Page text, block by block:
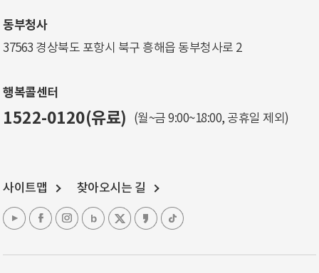
동부청사
37563 경상북도 포항시 북구 흥해읍 동부청사로 2
행복콜센터
1522-0120(유료) (월~금 9:00~18:00, 공휴일 제외)
사이트맵 찾아오시는 길